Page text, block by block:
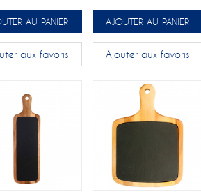
AU PANIER
aux favoris
AJOUTER AU PANIER
Ajouter aux favoris